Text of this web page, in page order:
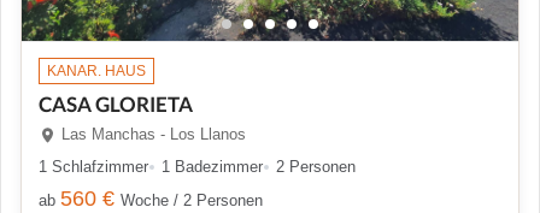
KANAR. HAUS
CASA GLORIETA
Las Manchas - Los Llanos
1 Schlafzimmer
1 Badezimmer
2 Personen
ab 560 € Woche / 2 Personen